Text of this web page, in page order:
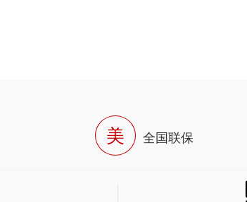
美 全国联保